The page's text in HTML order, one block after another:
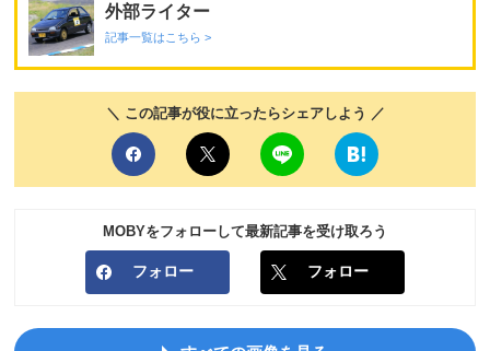
外部ライター
記事一覧はこちら >
＼ この記事が役に立ったらシェアしよう ／
MOBYをフォローして最新記事を受け取ろう
フォロー フォロー